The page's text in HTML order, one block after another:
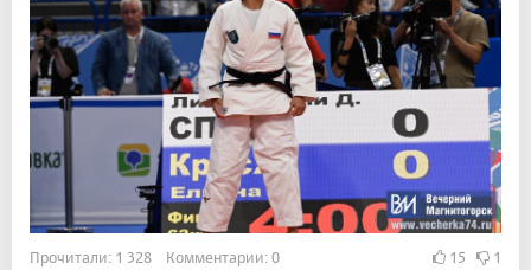
Прочитали: 1 328 Комментарии: 0 15 1